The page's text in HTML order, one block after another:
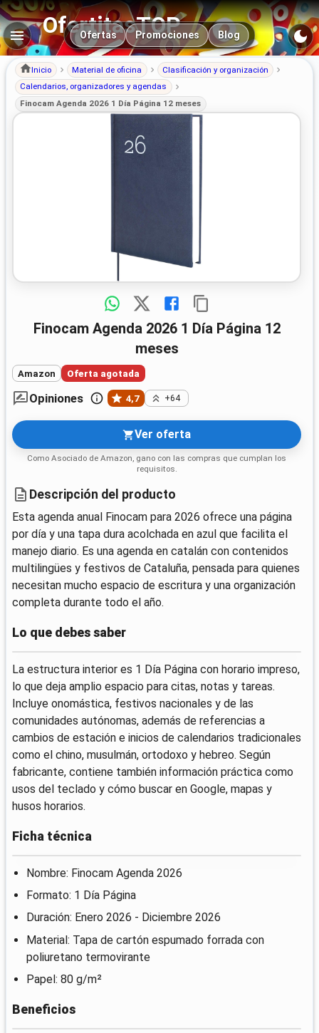
OfertitasTOP
Navegación principal
Ofertas Promociones Blog
Inicio Material de oficina
Clasificación y organización
Calendarios, organizadores y agendas
Finocam Agenda 2026 1 Día Página 12 meses
Finocam Agenda 2026 1 Día Página 12
meses
Amazon Oferta agotada
Opiniones 4,7 +64
Ver oferta
Como Asociado de Amazon, gano con las compras que cumplan los
requisitos.
Descripción del producto
Esta agenda anual Finocam para 2026 ofrece una página
por día y una tapa dura acolchada en azul que facilita el
manejo diario. Es una agenda en catalán con contenidos
multilingües y festivos de Cataluña, pensada para quienes
necesitan mucho espacio de escritura y una organización
completa durante todo el año.
Lo que debes saber
La estructura interior es 1 Día Página con horario impreso,
lo que deja amplio espacio para citas, notas y tareas.
Incluye onomástica, festivos nacionales y de las
comunidades autónomas, además de referencias a
cambios de estación e inicios de calendarios tradicionales
como el chino, musulmán, ortodoxo y hebreo. Según
fabricante, contiene también información práctica como
usos del teclado y cómo buscar en Google, mapas y
husos horarios.
Ficha técnica
Nombre: Finocam Agenda 2026
Formato: 1 Día Página
Duración: Enero 2026 - Diciembre 2026
Material: Tapa de cartón espumado forrada con
poliuretano termovirante
Papel: 80 g/m²
Beneficios